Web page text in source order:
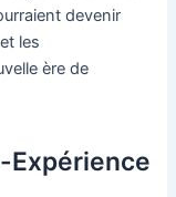
devenir
les
ère de
Expérience